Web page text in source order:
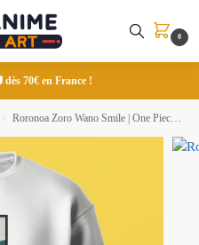
0
70€ en France !
/ Roronoa Zoro Wano Smile | One Piece | Sweatshirt brodé